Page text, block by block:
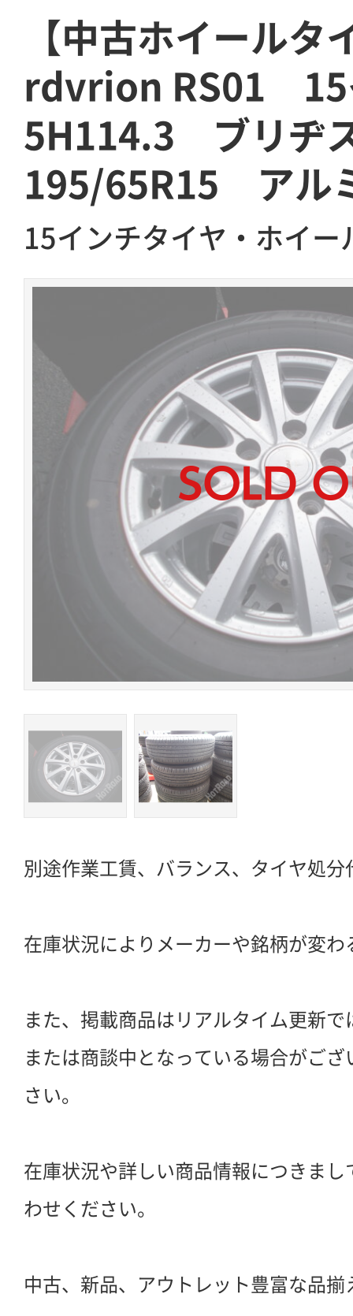
【中古ホイールタ
rdvrion RS01 15
5H114.3 ブリヂ
195/65R15 アル
15インチタイヤ・ホイー
別途作業工賃、バランス、タイヤ処分
在庫状況によりメーカーや銘柄が変
また、掲載商品はリアルタイム更新
または商談中となっている場合がご
さい。
在庫状況や詳しい商品情報につきま
わせください。
中古、新品、アウトレット豊富な品揃